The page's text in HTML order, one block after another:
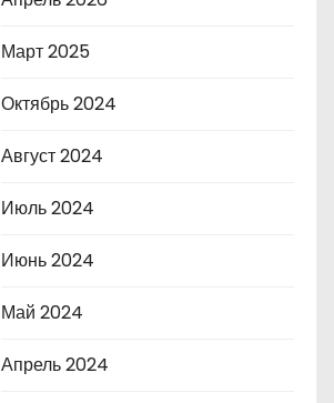
Март 2025
Октябрь 2024
Август 2024
Июль 2024
Июнь 2024
Май 2024
Апрель 2024